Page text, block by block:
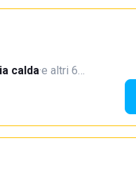
calda·e altri 6…